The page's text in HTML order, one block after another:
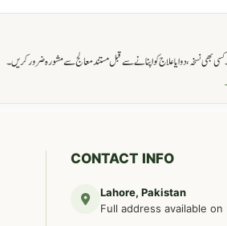
نسخہ، دوا یا علاج کو اپنانے سے قبل مستند معالج سے مشورہ ضرور کریں۔
CONTACT INFO
Lahore, Pakistan
Full address available